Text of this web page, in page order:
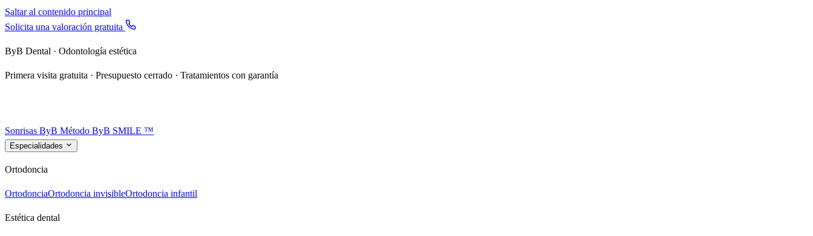
Saltar al contenido principal
Solicita una valoración gratuita
ByB Dental · Odontología estética
Primera visita gratuita · Presupuesto cerrado · Tratamientos con garantía
Sonrisas ByB Método ByB SMILE ™
Especialidades
Ortodoncia
OrtodonciaOrtodoncia invisibleOrtodoncia infantil
Estética dental